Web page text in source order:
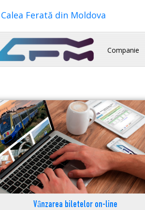
Calea Ferată din Moldova
Companie
Vânzarea biletelor on-line